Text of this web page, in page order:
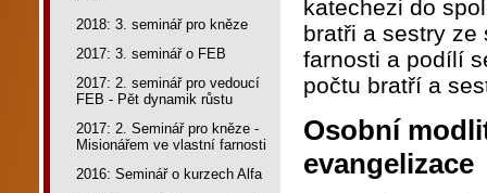
2018: 3. seminář pro kněze
2017: 3. seminář o FEB
2017: 2. seminář pro vedoucí
FEB - Pět dynamik růstu
2017: 2. Seminář pro kněze -
Misionářem ve vlastní farnosti
2016: Seminář o kurzech Alfa
katechezi do
bratři a sestry
farnosti a podílí
počtu bratří a
Osobní
evangelizace